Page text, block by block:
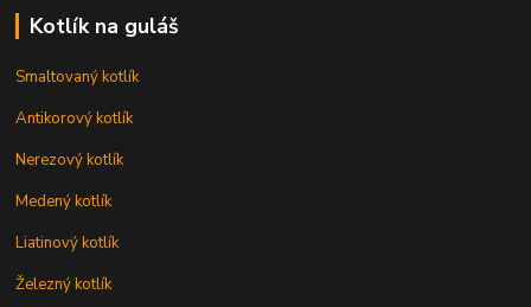
Kotlík na guláš
Smaltovaný kotlík
Antikorový kotlík
Nerezový kotlík
Medený kotlík
Liatinový kotlík
Železný kotlík